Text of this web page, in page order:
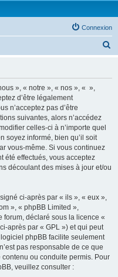
Connexion
», « notre », « nos », « »,
d’être légalement
n’acceptez pas d’être
suivantes, alors n’accédez
celles-ci à n’importe quel
soyez informé, bien qu’il soit
vous-même. Si vous continuez
été effectués, vous acceptez
découlant des mises à jour et/ou
ci-après par « ils », « eux »,
», « phpBB Limited »,
forum, déclaré sous la licence «
après par « GPL ») et qui peut
logiciel phpBB facilite seulement
pas responsable de ce que
ou conduite permis. Pour
veuillez consulter :